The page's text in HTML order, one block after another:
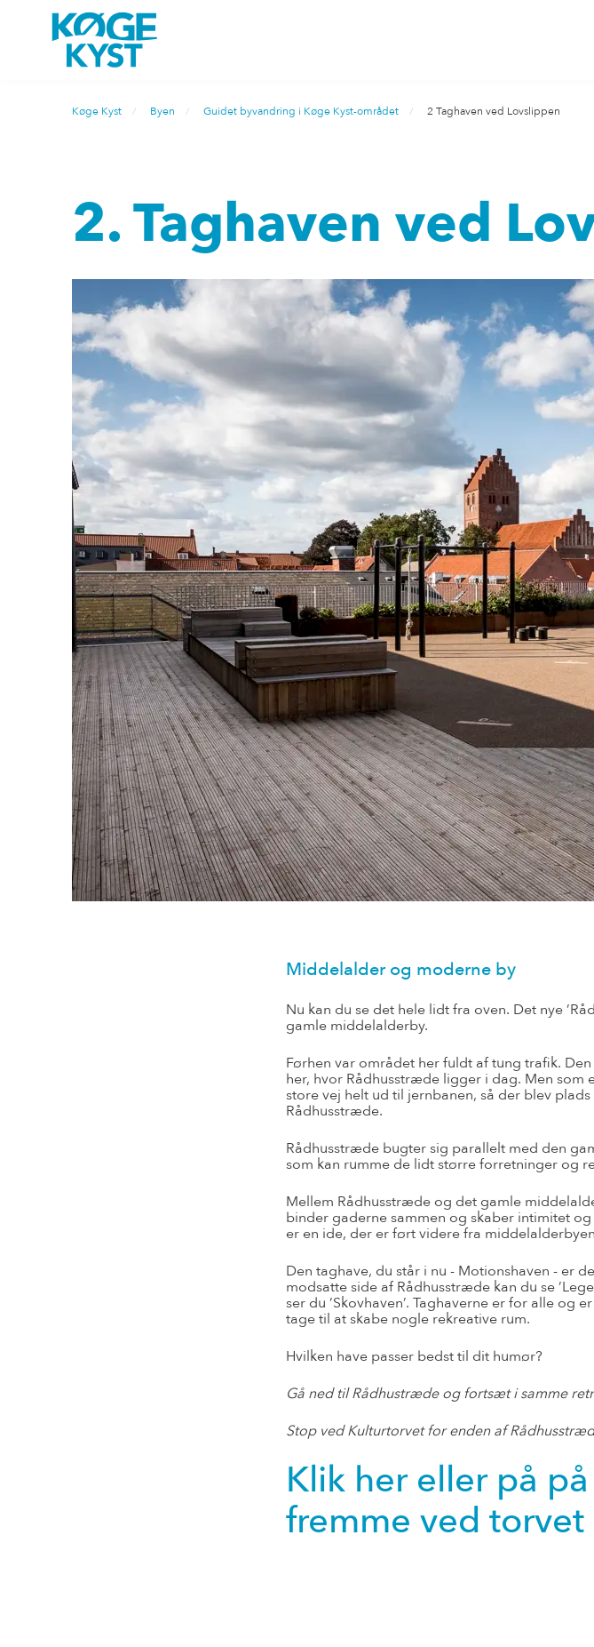
Køge Kyst Byen Guidet byvandring i Køge Kyst-området 2 Taghaven ved Lovslippen
2. Taghaven ved
Middelalder og moderne by
Nu kan du se det hele lidt fra oven. Det nye
gamle middelalderby.
Førhen var området her fuldt af tung trafik.
her, hvor Rådhusstræde ligger i dag. Men som
store vej helt ud til jernbanen, så der blev
Rådhusstræde.
Rådhusstræde bugter sig parallelt med den
som kan rumme de lidt større forretninger og
Mellem Rådhusstræde og det gamle
binder gaderne sammen og skaber intimitet
er en ide, der er ført videre fra
Den taghave, du står i nu - Motionshaven - er
modsatte side af Rådhusstræde kan du se
ser du ’Skovhaven’. Taghaverne er for alle og
tage til at skabe nogle rekreative rum.
Hvilken have passer bedst til dit humør?
Gå ned til Rådhustræde og fortsæt i samme
Stop ved Kulturtorvet for enden af
Klik her eller på
fremme ved torvet